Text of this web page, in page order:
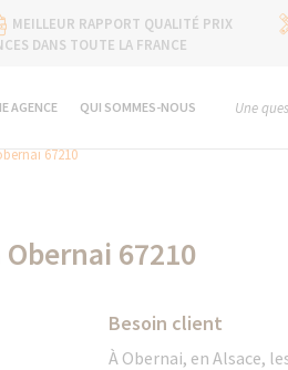
MEILLEUR RAPPORT QUALITÉ PRIX
DANS TOUTE LA FRANCE
AGENCE QUI SOMMES-NOUS Une
67210
67210
Besoin client
À Obernai, en Alsace,